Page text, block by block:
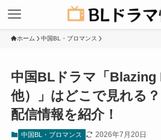
ホーム 中国BL・ブロマンス
中国BLドラマ「Blazing
他）」はどこで見れる
配信情報を紹介！
中国BL・ブロマンス 2026年7月20日